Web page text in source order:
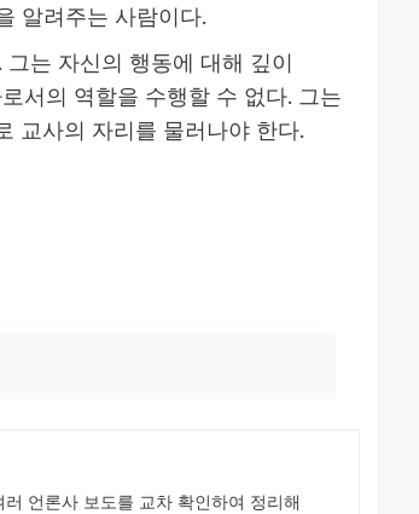
알려주는 사람이다.
는 자신의 행동에 대해 깊이
서의 역할을 수행할 수 없다. 그는
교사의 자리를 물러나야 한다.
언론사 보도를 교차 확인하여 정리해